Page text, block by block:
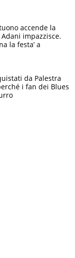
accende la
impazzisce.
la festa’ a
da Palestra
i fan dei Blues